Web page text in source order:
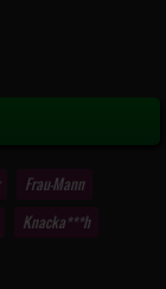
Frau-Mann
Knacka***h